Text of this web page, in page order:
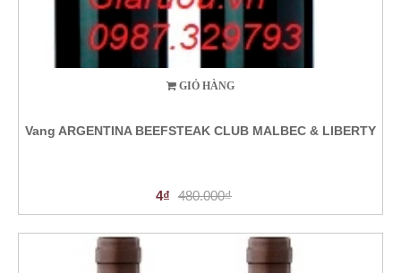
GIỎ HÀNG
Vang ARGENTINA BEEFSTEAK CLUB MALBEC & LIBERTY
4₫ 480.000₫